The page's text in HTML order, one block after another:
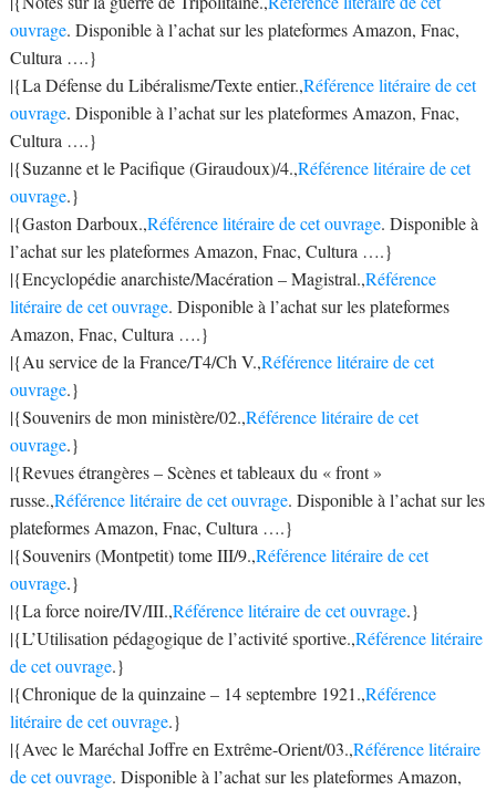
ouvrage. Disponible à l’achat sur les plateformes Amazon, Fnac,
Cultura ….}
|{La Défense du Libéralisme/Texte entier.,Référence litéraire de cet
ouvrage. Disponible à l’achat sur les plateformes Amazon, Fnac,
Cultura ….}
|{Suzanne et le Pacifique (Giraudoux)/4.,Référence litéraire de cet
ouvrage.}
|{Gaston Darboux.,Référence litéraire de cet ouvrage. Disponible à
l’achat sur les plateformes Amazon, Fnac, Cultura ….}
|{Encyclopédie anarchiste/Macération – Magistral.,Référence
litéraire de cet ouvrage. Disponible à l’achat sur les plateformes
Amazon, Fnac, Cultura ….}
|{Au service de la France/T4/Ch V.,Référence litéraire de cet
ouvrage.}
|{Souvenirs de mon ministère/02.,Référence litéraire de cet
ouvrage.}
|{Revues étrangères – Scènes et tableaux du « front »
russe.,Référence litéraire de cet ouvrage. Disponible à l’achat sur les
plateformes Amazon, Fnac, Cultura ….}
|{Souvenirs (Montpetit) tome III/9.,Référence litéraire de cet
ouvrage.}
|{La force noire/IV/III.,Référence litéraire de cet ouvrage.}
|{L’Utilisation pédagogique de l’activité sportive.,Référence litéraire
de cet ouvrage.}
|{Chronique de la quinzaine – 14 septembre 1921.,Référence
litéraire de cet ouvrage.}
|{Avec le Maréchal Joffre en Extrême-Orient/03.,Référence litéraire
de cet ouvrage. Disponible à l’achat sur les plateformes Amazon,